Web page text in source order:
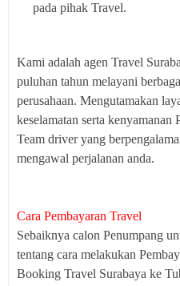
pada pihak Travel.
Kami adalah agen Travel
puluhan tahun melayani
perusahaan. Mengutamakan
keselamatan serta kenyamanan
Team driver yang
mengawal perjalanan anda.
Cara Pembayaran Travel
Sebaiknya calon Penumpang
tentang cara melakukan
Booking Travel Surabaya ke